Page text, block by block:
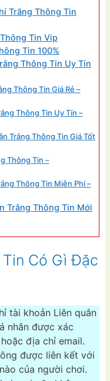
Trắng Thông Tin
Tin Vip
Tin 100%
Thông Tin Uy Tín
Thông Tin Giá Rẻ –
Thông Tin Uy Tín –
Trắng Thông Tin Giá Tốt
Thông Tin –
Thông Tin Miễn Phí –
Trắng Thông Tin Mới
Có Gì Đặc
tài khoản Liên quân
nhân được xác
địa chỉ email.
được liên kết với
của người chơi.